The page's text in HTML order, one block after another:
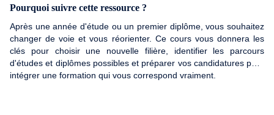
Pourquoi suivre cette ressource ?
Après une année d'étude ou un premier diplôme, vous souhaitez
changer de voie et vous réorienter. Ce cours vous donnera les
clés pour choisir une nouvelle filière, identifier les parcours
d'études et diplômes possibles et préparer vos candidatures pour
intégrer une formation qui vous correspond vraiment.